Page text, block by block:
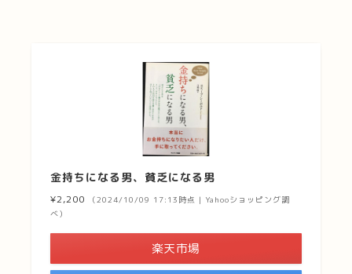
金持ちになる男、貧乏になる男
¥2,200
（2024/10/09 17:13時点 | Yahooショッピング調
べ）
楽天市場